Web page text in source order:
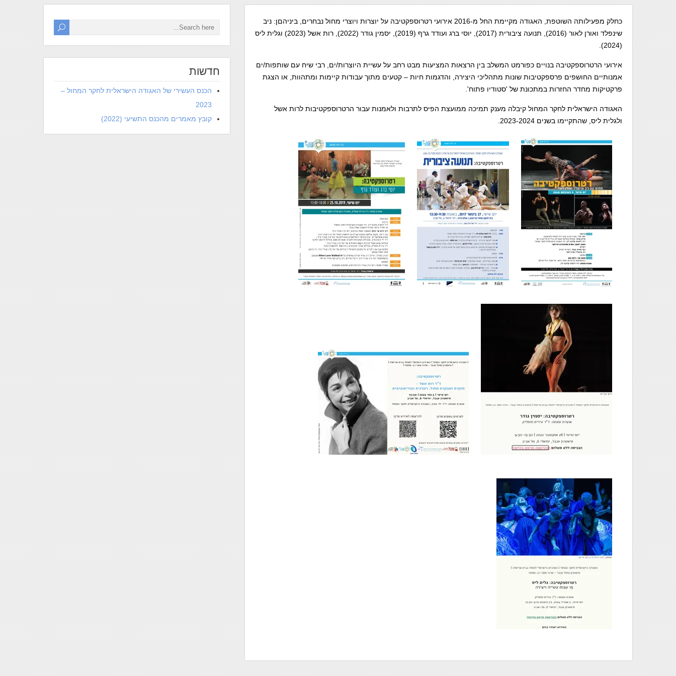
כחלק מפעילותה השוטפת, האגודה מקיימת החל מ-2016 אירועי רטרוספקטיבה על יוצרות ויוצרי מחול נבחרים, ביניהםן: ניב
שינפלד ואורן לאור (2016), תנועה ציבורית (2017), יוסי ברג ועודד גרף (2019), יסמין גודר (2022), רות אשל (2023) וגלית ליס
(2024).
אירועי הרטרוספקטיבה בנויים כפורמט המשלב בין הרצאות המציעות מבט רחב על עשיית היוצרות/ים, רבי שיח עם שותפות/ים
אמנותיים החושפים פרספקטיבות שונות מתהליכי היצירה, והדגמות חיות – קטעים מתוך עבודות קיימות ומתהוות, או הצגת
פרקטיקות מחדר החזרות במתכונת של 'סטודיו פתוח'.
האגודה הישראלית לחקר המחול קיבלה מענק תמיכה ממועצת הפיס לתרבות ולאמנות עבור הרטרוספקטיבות לרות אשל
ולגלית ליס, שהתקיימו בשנים 2023-2024.
חדשות
הכנס העשירי של האגודה הישראלית לחקר המחול –
2023
קובץ מאמרים מהכנס התשיעי (2022)